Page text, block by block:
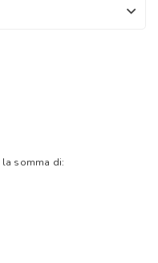
somma di: